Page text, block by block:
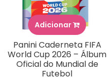
Adicionar
Panini Caderneta FIFA
World Cup 2026 – Álbum
Oficial do Mundial de
Futebol